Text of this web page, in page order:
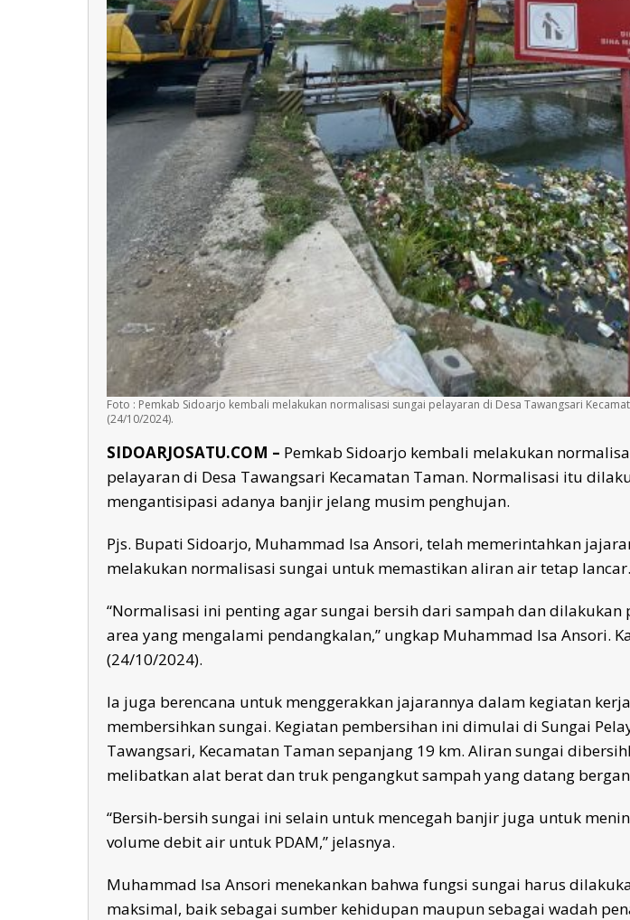
Foto : Pemkab Sidoarjo kembali melakukan normalisasi sungai pelayaran di Desa Tawangsari
(24/10/2024).
SIDOARJOSATU.COM – Pemkab Sidoarjo kembali melakukan
pelayaran di Desa Tawangsari Kecamatan Taman. Normalisasi itu
mengantisipasi adanya banjir jelang musim penghujan.
Pjs. Bupati Sidoarjo, Muhammad Isa Ansori, telah memerintahkan
melakukan normalisasi sungai untuk memastikan aliran air tetap lancar.
“Normalisasi ini penting agar sungai bersih dari sampah dan dilakukan
area yang mengalami pendangkalan,” ungkap Muhammad Isa Ansori.
(24/10/2024).
Ia juga berencana untuk menggerakkan jajarannya dalam kegiatan
membersihkan sungai. Kegiatan pembersihan ini dimulai di Sungai
Tawangsari, Kecamatan Taman sepanjang 19 km. Aliran sungai
melibatkan alat berat dan truk pengangkut sampah yang datang
“Bersih-bersih sungai ini selain untuk mencegah banjir juga untuk
volume debit air untuk PDAM,” jelasnya.
Muhammad Isa Ansori menekankan bahwa fungsi sungai harus
maksimal, baik sebagai sumber kehidupan maupun sebagai wadah